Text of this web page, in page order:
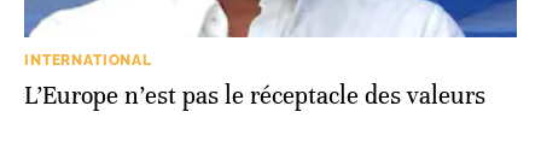
INTERNATIONAL
L’Europe n’est pas le réceptacle des valeurs